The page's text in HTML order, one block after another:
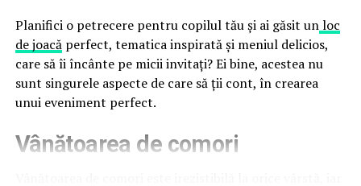
false de streaming, coduri QR malițioase și mesaje care
promit bilete, rambursări, premii sau acces gratuit la
meciuri. FBI a emis în luna mai un avertisment privind
site-urile care clonează platforma oficială prin
modificări minore ale denumirii domeniului, precum
a colecta date personale și bancare.
Planifici o petrecere pentru copilul tău și ai găsit unloc
de joacăperfect, tematica inspirată și meniul delicios,
care să îi încânte pe micii invitați? Ei bine, acestea nu
sunt singurele aspecte de care să ții cont, în crearea
unui eveniment perfect.
Vânătoarea de comori